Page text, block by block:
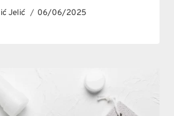
Jelić 06/06/2025